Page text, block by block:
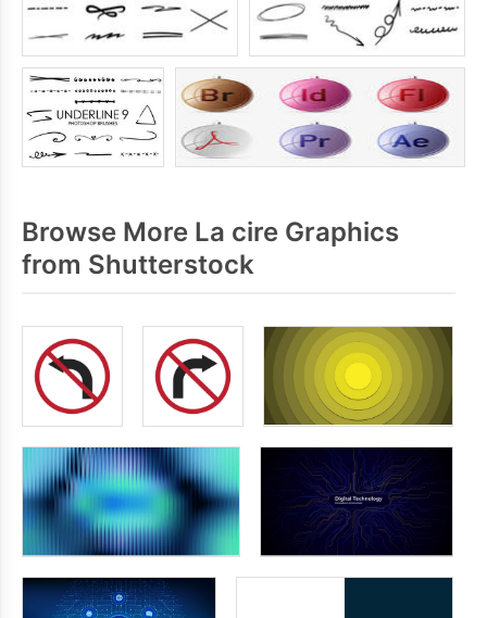
Browse More La cire Graphics
from Shutterstock